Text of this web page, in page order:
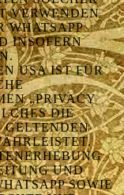
VERWENDEN
WHATSAPP
INSOFERN
USA IST FÜR
„PRIVACY
DIE
GELTENDEN
UND
SOWIE